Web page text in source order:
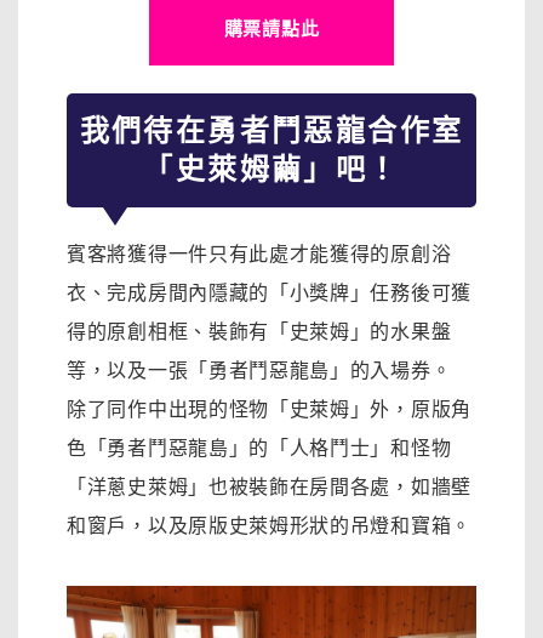
購票請點此
我們待在勇者鬥惡龍合作室
「史萊姆繭」吧！
賓客將獲得一件只有此處才能獲得的原創浴
衣、完成房間內隱藏的「小獎牌」任務後可獲
得的原創相框、裝飾有「史萊姆」的水果盤
等，以及一張「勇者鬥惡龍島」的入場券。
除了同作中出現的怪物「史萊姆」外，原版角
色「勇者鬥惡龍島」的「人格鬥士」和怪物
「洋蔥史萊姆」也被裝飾在房間各處，如牆壁
和窗戶，以及原版史萊姆形狀的吊燈和寶箱。